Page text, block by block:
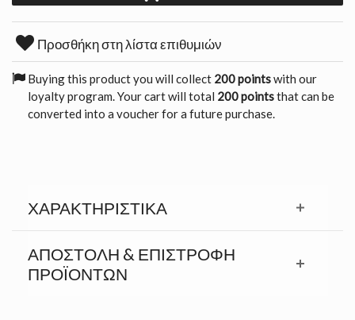
Προσθήκη στη λίστα επιθυμιών
Buying this product you will collect 200 pointswith our
loyalty program. Your cart will total 200 pointsthat can be
converted into a voucher for a future purchase.
ΧΑΡΑΚΤΗΡΙΣΤΙΚΆ
ΑΠΟΣΤΟΛΉ & ΕΠΙΣΤΡΟΦΉ
ΠΡΟΪΟΝΤΩΝ